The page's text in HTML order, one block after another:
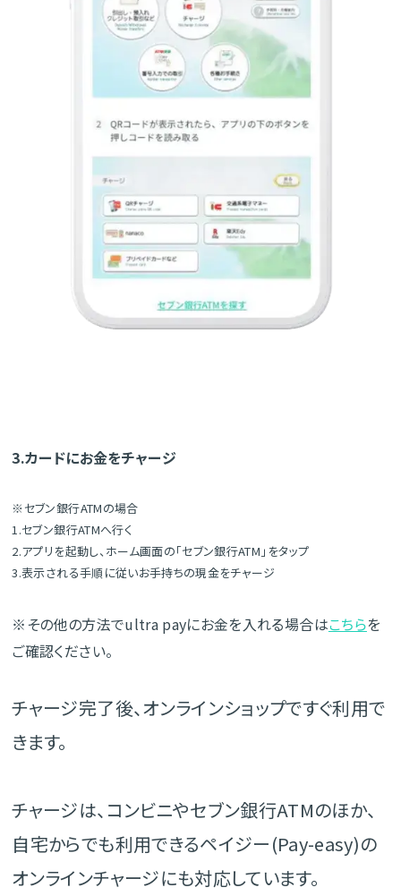
3.カードにお金をチャージ
※セブン銀行ATMの場合
1.セブン銀行ATMへ行く
2.アプリを起動し、ホーム画面の「セブン銀行ATM」をタップ
3.表示される手順に従いお手持ちの現金をチャージ
※その他の方法でultra payにお金を入れる場合はこちらを
ご確認ください。
チャージ完了後、オンラインショップですぐ利用で
きます。
チャージは、コンビニやセブン銀行ATMのほか、
自宅からでも利用できるペイジー(Pay-easy)の
オンラインチャージにも対応しています。